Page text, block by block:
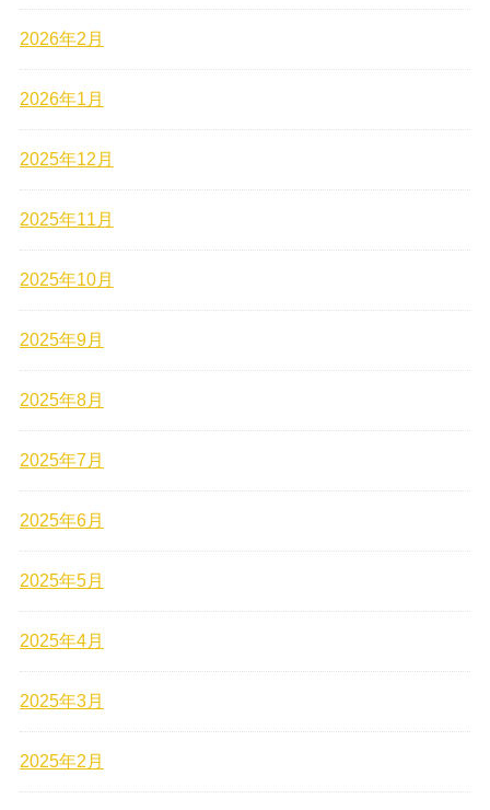
2026年2月
2026年1月
2025年12月
2025年11月
2025年10月
2025年9月
2025年8月
2025年7月
2025年6月
2025年5月
2025年4月
2025年3月
2025年2月